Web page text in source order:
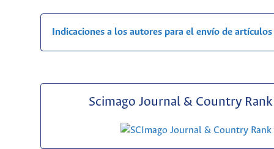
Indicaciones a los autores para el envío de artículos
Scimago Journal & Country Rank